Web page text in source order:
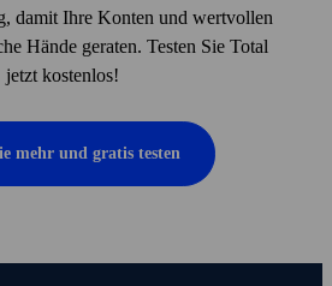
damit Ihre Konten und wertvollen
Hände geraten. Testen Sie Total
jetzt kostenlos!
mehr und gratis testen